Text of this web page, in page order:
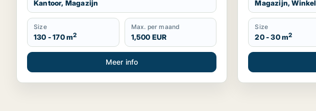
Kantoor, Magazijn
Size
130 - 170 m2
Max. per maand
1,500 EUR
Meer info
Magazijn, Winkel
Size
20 - 30 m2